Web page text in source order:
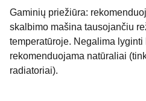
Gaminių priežiūra:
skalbimo mašina tausojančiu
temperatūroje. Negalima
rekomenduojama natūraliai
radiatoriai).